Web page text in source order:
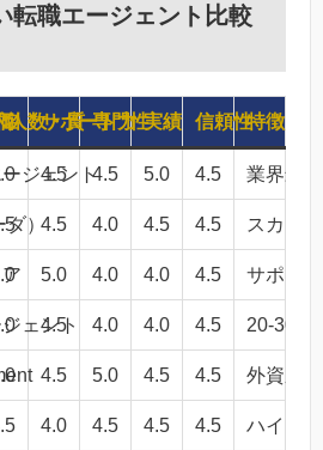
転職エージェント比較
人数・質
サポート力
専門性実績 信頼性特徴
ジェント
4.5 4.5 5.0 4.5 業界最
ダ）4.5 4.0 4.5 4.5 スカウ
5.0 4.0 4.0 4.5 サポー
ェント
4.5 4.0 4.0 4.5 20-30代
4.5 5.0 4.5 4.5 外資系
4.0 4.5 4.5 4.5 ハイク